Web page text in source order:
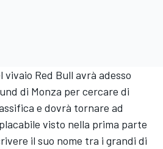
Red Bull avrà adesso
di Monza per cercare di
e dovrà tornare ad
visto nella prima parte
il suo nome tra i grandi di